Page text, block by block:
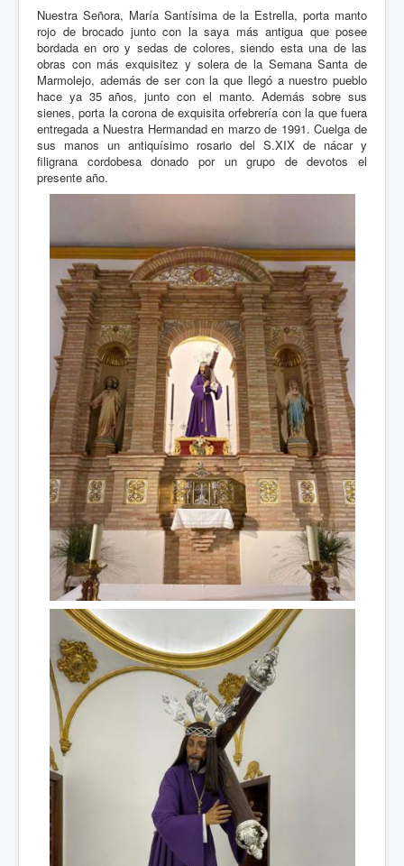
Nuestra Señora, María Santísima de la Estrella, porta manto
rojo de brocado junto con la saya más antigua que posee
bordada en oro y sedas de colores, siendo esta una de las
obras con más exquisitez y solera de la Semana Santa de
Marmolejo, además de ser con la que llegó a nuestro pueblo
hace ya 35 años, junto con el manto. Además sobre sus
sienes, porta la corona de exquisita orfebrería con la que fuera
entregada a Nuestra Hermandad en marzo de 1991. Cuelga de
sus manos un antiquísimo rosario del S.XIX de nácar y
filigrana cordobesa donado por un grupo de devotos el
presente año.